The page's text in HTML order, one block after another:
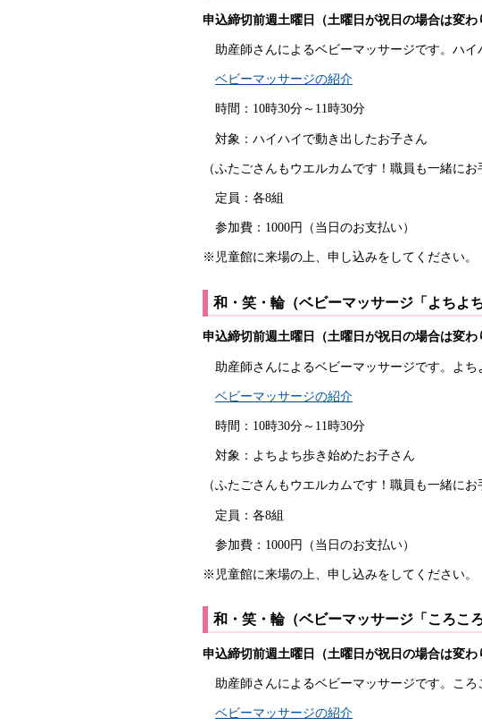
申込締切前週土曜日（土曜日が祝日の場合は変わ
助産師さんによるベビーマッサージです。ハイ
ベビーマッサージの紹介
時間：10時30分～11時30分
対象：ハイハイで動き出したお子さん
（ふたごさんもウエルカムです！職員も一緒に
定員：各8組
参加費：1000円（当日のお支払い）
※児童館に来場の上、申し込みをしてください。
和・笑・輪（ベビーマッサージ「よちよ
申込締切前週土曜日（土曜日が祝日の場合は変わ
助産師さんによるベビーマッサージです。よち
ベビーマッサージの紹介
時間：10時30分～11時30分
対象：よちよち歩き始めたお子さん
（ふたごさんもウエルカムです！職員も一緒に
定員：各8組
参加費：1000円（当日のお支払い）
※児童館に来場の上、申し込みをしてください。
和・笑・輪（ベビーマッサージ「ころこ
申込締切前週土曜日（土曜日が祝日の場合は変わ
助産師さんによるベビーマッサージです。ころ
ベビーマッサージの紹介